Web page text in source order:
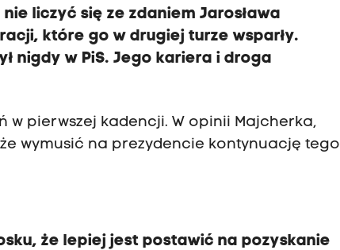
liczyć się ze zdaniem Jarosława
które go w drugiej turze wsparły.
nigdy w PiS. Jego kariera i droga
w pierwszej kadencji. W opinii Majcherka,
wymusić na prezydencie kontynuację tego
że lepiej jest postawić na pozyskanie